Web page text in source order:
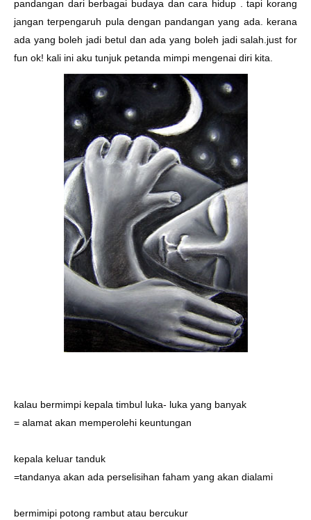
pandangan dari berbagai budaya dan cara hidup . tapi korang
jangan terpengaruh pula dengan pandangan yang ada. kerana
ada yang boleh jadi betul dan ada yang boleh jadi salah.just for
fun ok! kali ini aku tunjuk petanda mimpi mengenai diri kita.
kalau bermimpi kepala timbul luka- luka yang banyak
= alamat akan memperolehi keuntungan
kepala keluar tanduk
=tandanya akan ada perselisihan faham yang akan dialami
bermimipi potong rambut atau bercukur